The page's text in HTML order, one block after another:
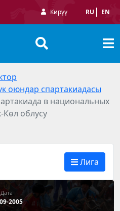
Кирүү RU EN
оюндар спартакиадасы
в национальных
Көл облусу
Лига
Дата
2005